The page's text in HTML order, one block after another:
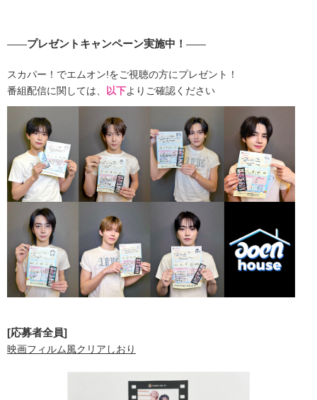
――プレゼントキャンペーン実施中！ ――
スカパー！でエムオン!をご視聴の方にプレゼント！
番組配信に関しては、 以下よりご確認ください
[応募者全員]
映画フィルム風クリアしおり